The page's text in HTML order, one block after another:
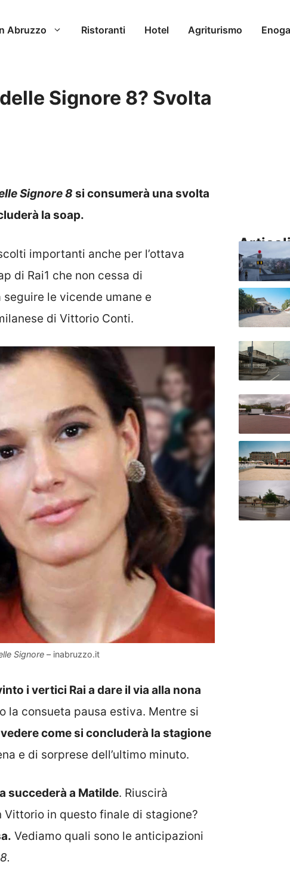
Abruzzo Ristoranti Hotel Agriturismo
Signore 8? Svolta
Signore 8 si consumerà una svolta
la soap.
importanti anche per l’ottava
di Rai1 che non cessa di
le vicende umane e
di Vittorio Conti.
Signore – inabruzzo.it
i vertici Rai a dare il via alla nona
la consueta pausa estiva. Mentre si
come si concluderà la stagione
e di sorprese dell’ultimo minuto.
succederà a Matilde. Riuscirà
Vittorio in questo finale di stagione?
Vediamo quali sono le anticipazioni